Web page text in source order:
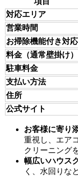
対応エリア
営業時間
お掃除機能付き対応
料金（通常壁掛け）
駐車料金
支払い方法
住所
公式サイト
お客様に寄り
重視し、エア
クリーニング
幅広いハウス
く、水回りな